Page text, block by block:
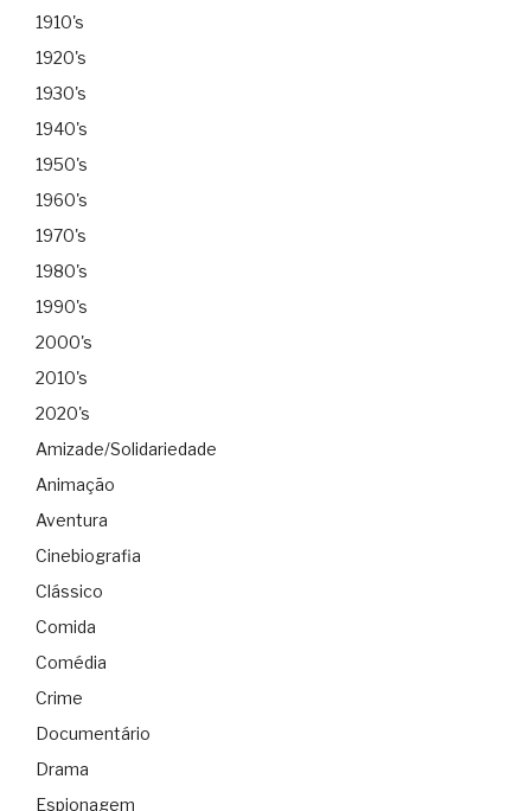
1910's
1920's
1930's
1940's
1950's
1960's
1970's
1980's
1990's
2000's
2010's
2020's
Amizade/Solidariedade
Animação
Aventura
Cinebiografia
Clássico
Comida
Comédia
Crime
Documentário
Drama
Espionagem